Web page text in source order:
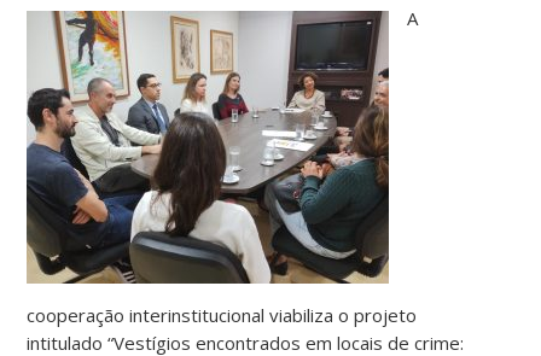
A
cooperação interinstitucional viabiliza o projeto
intitulado “Vestígios encontrados em locais de crime: